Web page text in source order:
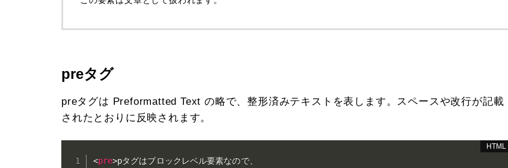
preタグ
preタグは Preformatted Text の略で、整形済みテキストを表します。スペースや改行が記載
されたとおりに反映されます。
<pre>pタグはブロックレベル要素なので、